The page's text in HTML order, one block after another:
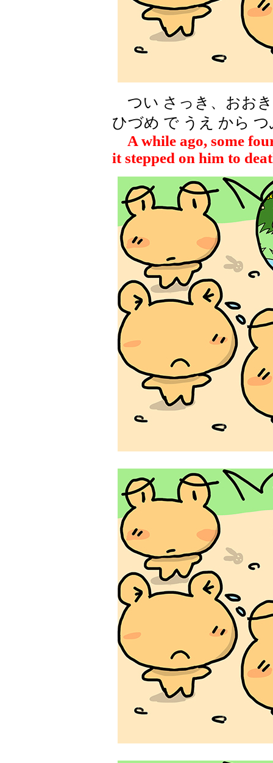
つい さっき、おお
ひづめ で うえ から
A while ago, some
it stepped on him to